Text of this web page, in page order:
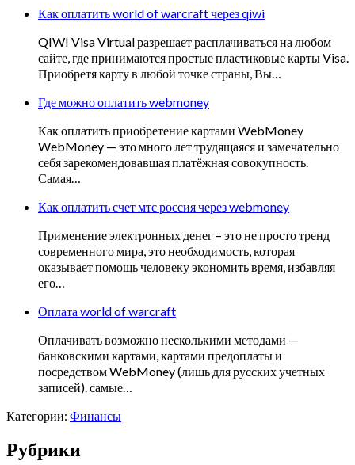
Как оплатить world of warcraft через qiwi
QIWI Visa Virtual разрешает расплачиваться на любом
сайте, где принимаются простые пластиковые карты Visa.
Приобретя карту в любой точке страны, Вы…
Где можно оплатить webmoney
Как оплатить приобретение картами WebMoney
WebMoney — это много лет трудящаяся и замечательно
себя зарекомендовавшая платёжная совокупность.
Самая…
Как оплатить счет мтс россия через webmoney
Применение электронных денег – это не просто тренд
современного мира, это необходимость, которая
оказывает помощь человеку экономить время, избавляя
его…
Оплата world of warcraft
Оплачивать возможно несколькими методами —
банковскими картами, картами предоплаты и
посредством WebMoney (лишь для русских учетных
записей). самые…
Категории: Финансы
Рубрики